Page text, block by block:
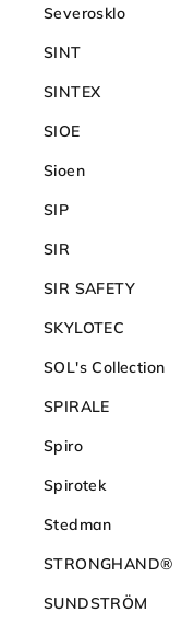
Severosklo
SINT
SINTEX
SIOE
Sioen
SIP
SIR
SIR SAFETY
SKYLOTEC
SOL's Collection
SPIRALE
Spiro
Spirotek
Stedman
STRONGHAND®
SUNDSTRÖM